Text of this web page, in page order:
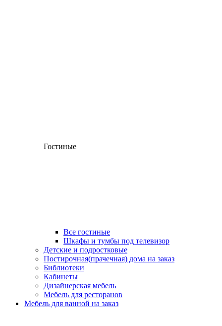
Гостиные
Все гостиные
Шкафы и тумбы под телевизор
Детские и подростковые
Постирочная(прачечная) дома на заказ
Библиотеки
Кабинеты
Дизайнерская мебель
Мебель для ресторанов
Мебель для ванной на заказ